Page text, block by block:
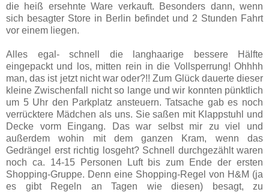
die heiß ersehnte Ware verkauft. Besonders dann, wenn
sich besagter Store in Berlin befindet und 2 Stunden Fahrt
vor einem liegen.
Alles egal- schnell die langhaarige bessere Hälfte
eingepackt und los, mitten rein in die Vollsperrung! Ohhhh
man, das ist jetzt nicht war oder?!! Zum Glück dauerte dieser
kleine Zwischenfall nicht so lange und wir konnten pünktlich
um 5 Uhr den Parkplatz ansteuern. Tatsache gab es noch
verrücktere Mädchen als uns. Sie saßen mit Klappstuhl und
Decke vorm Eingang. Das war selbst mir zu viel und
außerdem wohin mit dem ganzen Kram, wenn das
Gedrängel erst richtig losgeht? Schnell durchgezählt waren
noch ca. 14-15 Personen Luft bis zum Ende der ersten
Shopping-Gruppe. Denn eine Shopping-Regel von H&M (ja
es gibt Regeln an Tagen wie diesen) besagt, zu